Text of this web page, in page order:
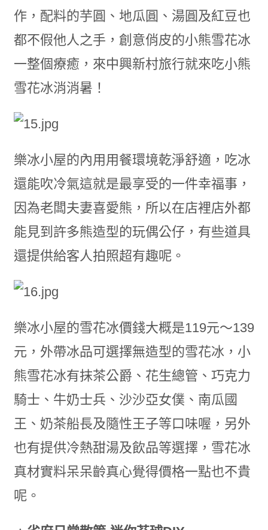
作，配料的芋圓、地瓜圓、湯圓及紅豆也
都不假他人之手，創意俏皮的小熊雪花冰
一整個療癒，來中興新村旅行就來吃小熊
雪花冰消消暑！
樂冰小屋的內用用餐環境乾淨舒適，吃冰
還能吹冷氣這就是最享受的一件幸福事，
因為老闆夫妻喜愛熊，所以在店裡店外都
能見到許多熊造型的玩偶公仔，有些道具
還提供給客人拍照超有趣呢。
樂冰小屋的雪花冰價錢大概是119元～139
元，外帶冰品可選擇無造型的雪花冰，小
熊雪花冰有抹茶公爵、花生總管、巧克力
騎士、牛奶士兵、沙沙亞女僕、南瓜國
王、奶茶船長及隨性王子等口味喔，另外
也有提供冷熱甜湯及飲品等選擇，雪花冰
真材實料呆呆齡真心覺得價格一點也不貴
呢。